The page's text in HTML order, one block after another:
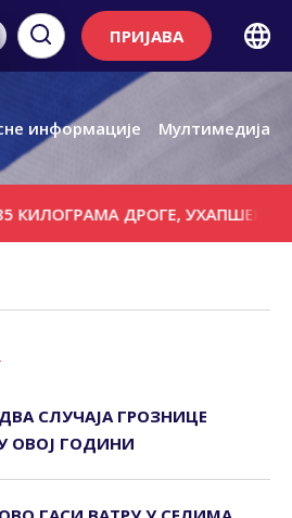
ПРИЈАВА
информације Мултимедија
ДРОГЕ, УХАПШЕНА
СЛУЧАЈА ГРОЗНИЦЕ
ОВОЈ ГОДИНИ